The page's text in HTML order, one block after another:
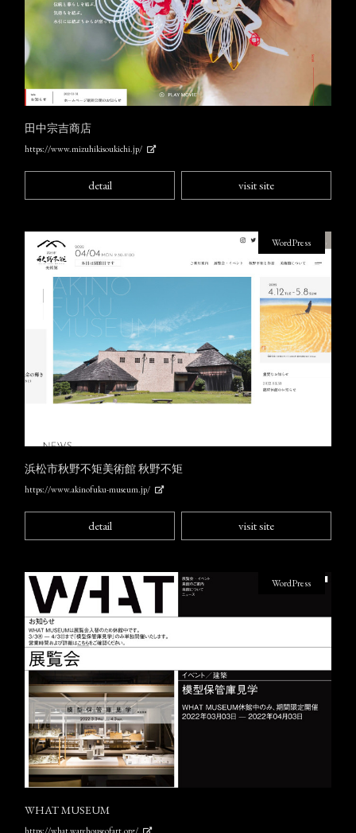
田中宗吉商店
https://www.mizuhikisoukichi.jp/
detail visit site
浜松市秋野不矩美術館 秋野不矩
https://www.akinofuku-museum.jp/
WordPress
detail visit site
WHAT MUSEUM
https://what.warehouseofart.org/
WordPress